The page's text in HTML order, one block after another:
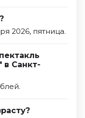
2026, пятница.
в Санкт-